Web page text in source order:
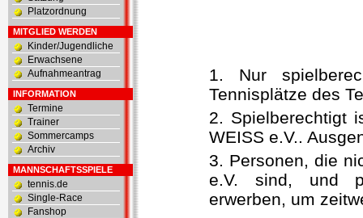
Platzordnung
MITGLIED WERDEN
Kinder/Jugendliche
Erwachsene
Aufnahmeantrag
INFORMATION
Termine
Trainer
Sommercamps
Archiv
MANNSCHAFTSSPIELE
tennis.de
Single-Race
Fanshop
1. Nur
Tennisplätze des
2. Spielberechtigt
WEISS e.V..
3. Personen, die
e.V. sind, und
erwerben, um